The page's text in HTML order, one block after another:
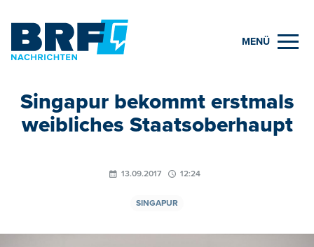
MENÜ
Singapur bekommt erstmals
weibliches Staatsoberhaupt
13.09.2017 12:24
SINGAPUR